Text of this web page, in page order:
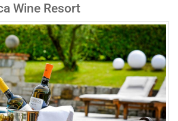
Wine Resort